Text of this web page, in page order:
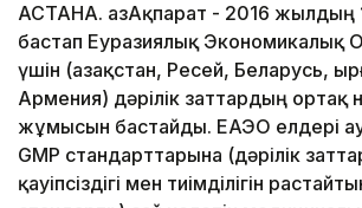
АСТАНА. ҚазАқпарат - 2016 жылдың
бастап Еуразиялық Экономикалық
үшін (Қазақстан, Ресей, Беларусь,
Армения) дәрілік заттардың ортақ
жұмысын бастайды. ЕАЭО елдері
GMP стандарттарына (дәрілік
қауіпсіздігі мен тиімділігін